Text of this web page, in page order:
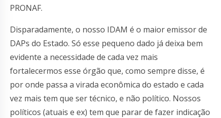
PRONAF.
Disparadamente, o nosso IDAM é o maior emissor de
DAPs do Estado. Só esse pequeno dado já deixa bem
evidente a necessidade de cada vez mais
fortalecermos esse órgão que, como sempre disse, é
por onde passa a virada econômica do estado e cada
vez mais tem que ser técnico, e não político. Nossos
políticos (atuais e ex) tem que parar de fazer indicação